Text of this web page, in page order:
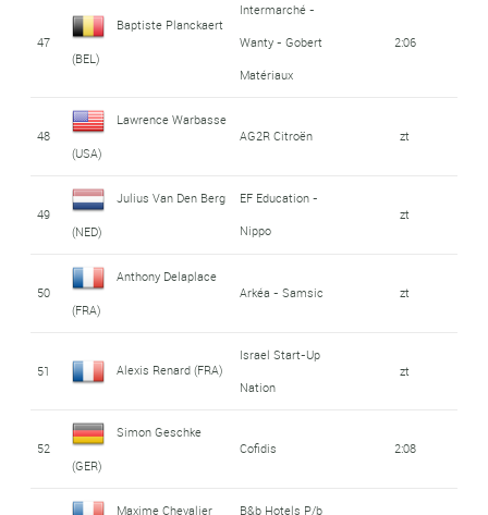
47
Baptiste Planckaert
(BEL)
Intermarché -
Wanty - Gobert
Matériaux
2:06
48
Lawrence Warbasse
(USA)
AG2R Citroën zt
49
Julius Van Den Berg
(NED)
EF Education -
Nippo
zt
50
Anthony Delaplace
(FRA)
Arkéa - Samsic zt
51 Alexis Renard (FRA)
Israel Start-Up
Nation
zt
52
Simon Geschke
(GER)
Cofidis 2:08
Maxime Chevalier
B&b Hotels P/b